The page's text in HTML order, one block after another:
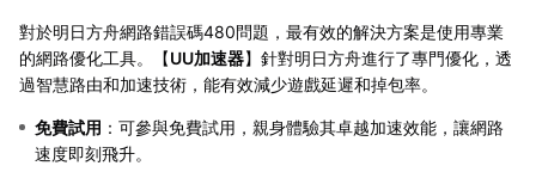
對於明日方舟網路錯誤碼480問題，最有效的解決方案是使用專業
的網路優化工具。【UU加速器】針對明日方舟進行了專門優化，透
過智慧路由和加速技術，能有效減少遊戲延遲和掉包率。
免費試用 ：可參與免費試用，親身體驗其卓越加速效能，讓網路
速度即刻飛升。